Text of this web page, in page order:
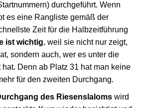
durchgeführt. Wenn
es eine Rangliste gemäß der
Zeit für die Halbzeitführung
ist wichtig, weil sie nicht nur zeigt,
sondern auch, wer es unter die
hat. Denn ab Platz 31 hat man keine
für den zweiten Durchgang.
des Riesenslaloms wird